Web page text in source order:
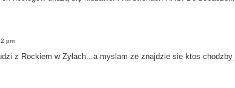
pm
z Rockiem w Zyłach...a myslam ze znajdzie sie ktos